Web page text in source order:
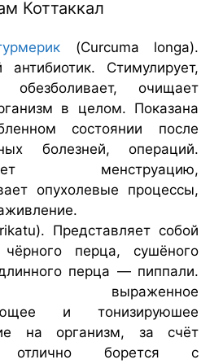
Коттаккал
(Curcuma longa).
антибиотик. Стимулирует,
обезболивает, очищает
в целом. Показана
состоянии после
болезней, операций.
менструацию,
опухолевые процессы,
Представляет собой
перца, сушёного
перца — пиппали.
выраженное
и тонизируюшее
на организм, за счёт
отлично борется с